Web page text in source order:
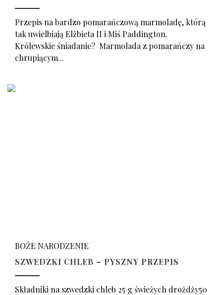
Przepis na bardzo pomarańczową marmoladę, którą
tak uwielbiają Elżbieta II i Miś Paddington.
Królewskie śniadanie? Marmolada z pomarańczy na
chrupiącym...
BOŻE NARODZENIE
SZWEDZKI CHLEB – PYSZNY PRZEPIS
Składniki na szwedzki chleb 25 g świeżych drożdży50